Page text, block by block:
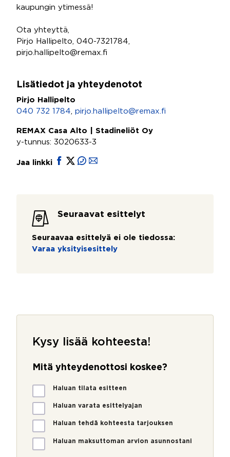
kaupungin ytimessä!
Ota yhteyttä,
Pirjo Hallipelto, 040-7321784,
pirjo.hallipelto@remax.fi
Lisätiedot ja yhteydenotot
Pirjo Hallipelto
040 732 1784
pirjo.hallipelto@remax.fi
REMAX Casa Alto | Stadineliöt Oy
y-tunnus: 3020633-3
Jaa linkki
Seuraavat esittelyt
Seuraavaa esittelyä ei ole tiedossa:
Varaa yksityisesittely
Kysy lisää kohteesta!
Mitä yhteydenottosi koskee?
M
i
ä
Haluan tilata esitteen
Haluan varata esittelyajan
Haluan tehdä kohteesta tarjouksen
Haluan maksuttoman arvion asunnostani